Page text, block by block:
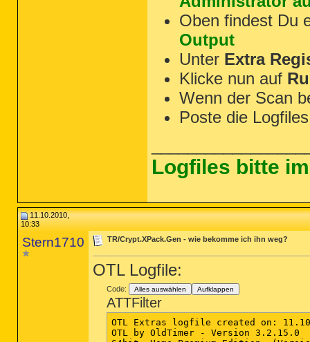
Oben findest Du
Output
Unter Extra
Klicke nun auf
Wenn der Scan
Poste die
Logfiles bitte
11.10.2010,
10:33
Stern1710 TR/Crypt.XPack.Gen - wie bekomme ich ihn weg?
OTL Logfile:
Code: Alles auswählen Aufklappen
ATTFilter
OTL Extras logfile created on:
OTL by OldTimer - Version